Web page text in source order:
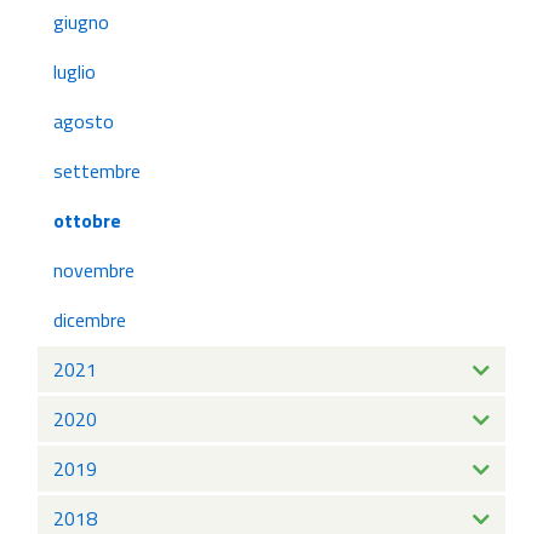
giugno
luglio
agosto
settembre
ottobre
novembre
dicembre
2021
2020
2019
2018